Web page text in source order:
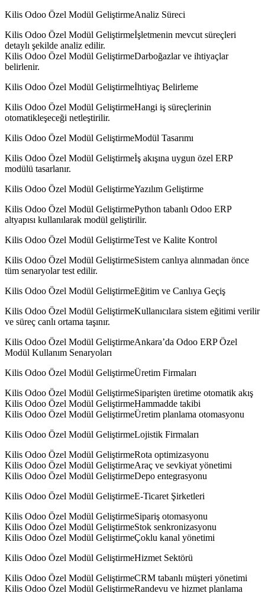
Kilis Odoo Özel Modül GeliştirmeAnaliz Süreci
Kilis Odoo Özel Modül Geliştirmeİşletmenin mevcut süreçleri
detaylı şekilde analiz edilir.
Kilis Odoo Özel Modül GeliştirmeDarboğazlar ve ihtiyaçlar
belirlenir.
Kilis Odoo Özel Modül Geliştirmeİhtiyaç Belirleme
Kilis Odoo Özel Modül GeliştirmeHangi iş süreçlerinin
otomatikleşeceği netleştirilir.
Kilis Odoo Özel Modül GeliştirmeModül Tasarımı
Kilis Odoo Özel Modül Geliştirmeİş akışına uygun özel ERP
modülü tasarlanır.
Kilis Odoo Özel Modül GeliştirmeYazılım Geliştirme
Kilis Odoo Özel Modül GeliştirmePython tabanlı Odoo ERP
altyapısı kullanılarak modül geliştirilir.
Kilis Odoo Özel Modül GeliştirmeTest ve Kalite Kontrol
Kilis Odoo Özel Modül GeliştirmeSistem canlıya alınmadan önce
tüm senaryolar test edilir.
Kilis Odoo Özel Modül GeliştirmeEğitim ve Canlıya Geçiş
Kilis Odoo Özel Modül GeliştirmeKullanıcılara sistem eğitimi verilir
ve süreç canlı ortama taşınır.
Kilis Odoo Özel Modül GeliştirmeAnkara’da Odoo ERP Özel
Modül Kullanım Senaryoları
Kilis Odoo Özel Modül GeliştirmeÜretim Firmaları
Kilis Odoo Özel Modül GeliştirmeSiparişten üretime otomatik akış
Kilis Odoo Özel Modül GeliştirmeHammadde takibi
Kilis Odoo Özel Modül GeliştirmeÜretim planlama otomasyonu
Kilis Odoo Özel Modül GeliştirmeLojistik Firmaları
Kilis Odoo Özel Modül GeliştirmeRota optimizasyonu
Kilis Odoo Özel Modül GeliştirmeAraç ve sevkiyat yönetimi
Kilis Odoo Özel Modül GeliştirmeDepo entegrasyonu
Kilis Odoo Özel Modül GeliştirmeE-Ticaret Şirketleri
Kilis Odoo Özel Modül GeliştirmeSipariş otomasyonu
Kilis Odoo Özel Modül GeliştirmeStok senkronizasyonu
Kilis Odoo Özel Modül GeliştirmeÇoklu kanal yönetimi
Kilis Odoo Özel Modül GeliştirmeHizmet Sektörü
Kilis Odoo Özel Modül GeliştirmeCRM tabanlı müşteri yönetimi
Kilis Odoo Özel Modül GeliştirmeRandevu ve hizmet planlama